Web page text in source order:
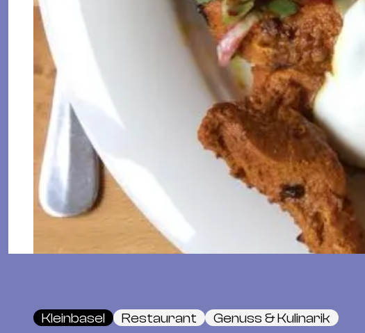
Kleinbasel Restaurant Genuss & Kulinarik